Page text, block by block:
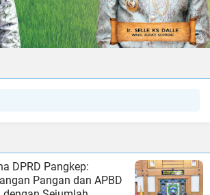
DPRD Pangkep:
Pangan dan APBD